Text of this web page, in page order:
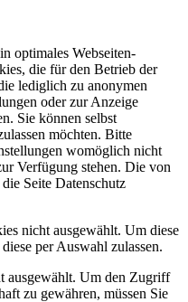
optimales Webseiten-
die für den Betrieb der
lediglich zu anonymen
oder zur Anzeige
Sie können selbst
möchten. Bitte
womöglich nicht
Verfügung stehen. Die von
Seite Datenschutz
nicht ausgewählt. Um diese
per Auswahl zulassen.
ausgewählt. Um den Zugriff
zu gewähren, müssen Sie